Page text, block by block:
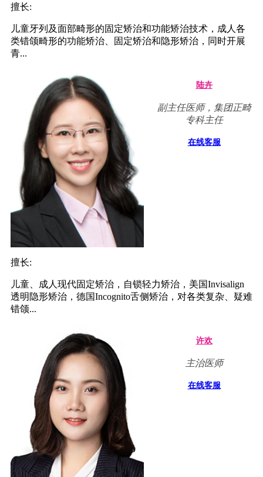
擅长:
儿童牙列及面部畸形的固定矫治和功能矫治技术，成人各
类错颌畸形的功能矫治、固定矫治和隐形矫治，同时开展
青...
陆卉
副主任医师，集团正畸
专科主任
在线客服
擅长:
儿童、成人现代固定矫治，自锁轻力矫治，美国Invisalign
透明隐形矫治，德国Incognito舌侧矫治，对各类复杂、疑难
错颌...
许欢
主治医师
在线客服